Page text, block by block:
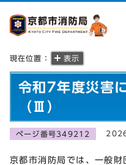
現在位置： 表示
令和7年度災害
（Ⅲ）
ページ番号349212
京都市消防局では、一般